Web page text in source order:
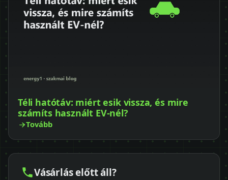
Téli hatótáv: miért esik vissza, és mire
számíts használt EV-nél?
Tovább
Vásárlás előtt áll?